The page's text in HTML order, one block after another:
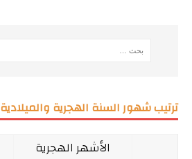
ترتيب شهور السنة الهجرية والميلادية
الأشهر الهجرية